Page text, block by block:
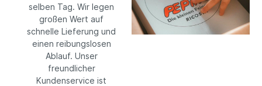
selben Tag. Wir legen
großen Wert auf
schnelle Lieferung und
einen reibungslosen
Ablauf. Unser
freundlicher
Kundenservice ist